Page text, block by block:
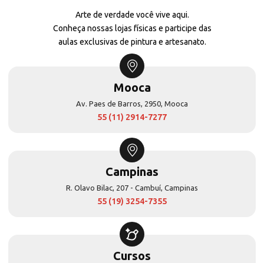
Arte de verdade você vive aqui.
Conheça nossas lojas físicas e participe das
aulas exclusivas de pintura e artesanato.
Mooca
Av. Paes de Barros, 2950, Mooca
55 (11) 2914-7277
Campinas
R. Olavo Bilac, 207 - Cambuí, Campinas
55 (19) 3254-7355
Cursos